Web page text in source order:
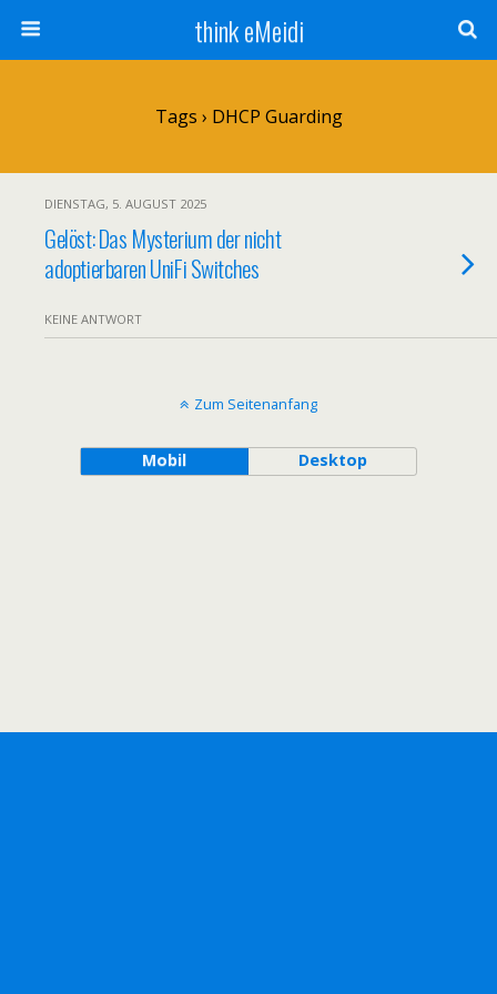
think eMeidi
Tags › DHCP Guarding
DIENSTAG, 5. AUGUST 2025
Gelöst: Das Mysterium der nicht
adoptierbaren UniFi Switches
KEINE ANTWORT
Zum Seitenanfang
Mobil Desktop